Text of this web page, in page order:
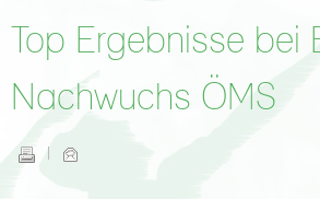
Top Ergebnisse bei
Nachwuchs ÖMS